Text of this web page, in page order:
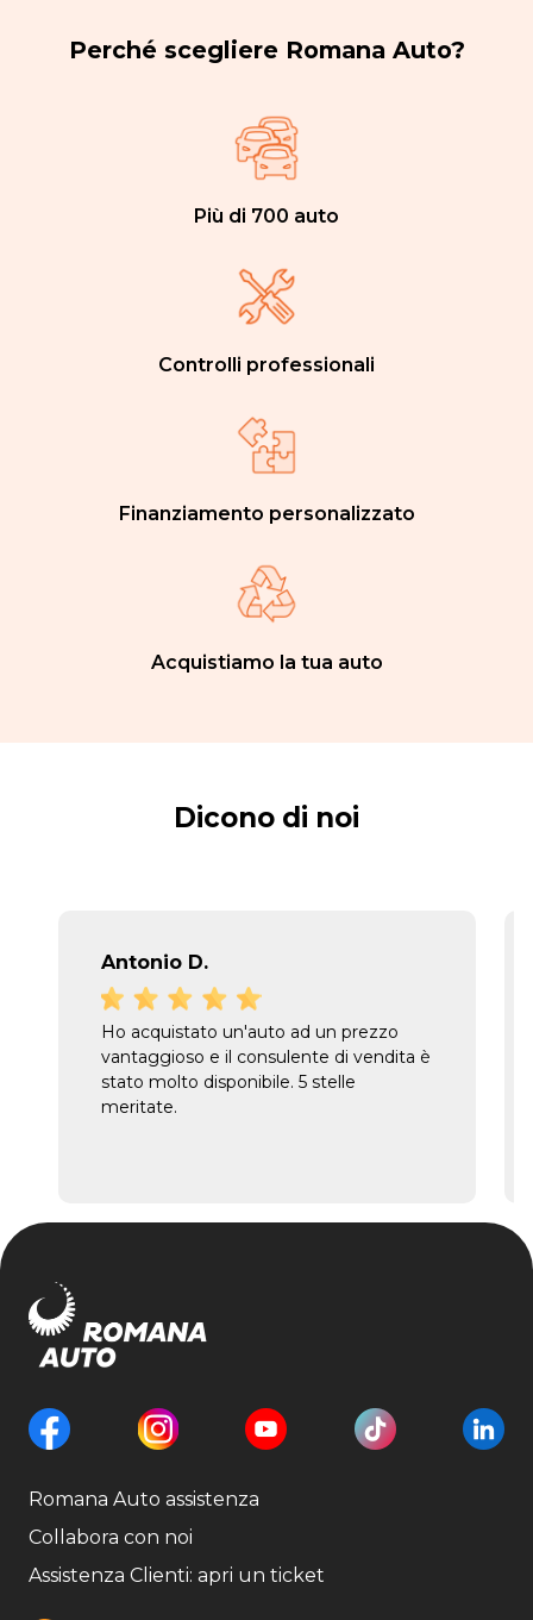
Perché scegliere Romana Auto?
Più di 700 auto
Controlli professionali
Finanziamento personalizzato
Acquistiamo la tua auto
Dicono di noi
Antonio D.
Ho acquistato un'auto ad un prezzo
vantaggioso e il consulente di vendita è
stato molto disponibile. 5 stelle
meritate.
Romana Auto assistenza
Collabora con noi
Assistenza Clienti: apri un ticket